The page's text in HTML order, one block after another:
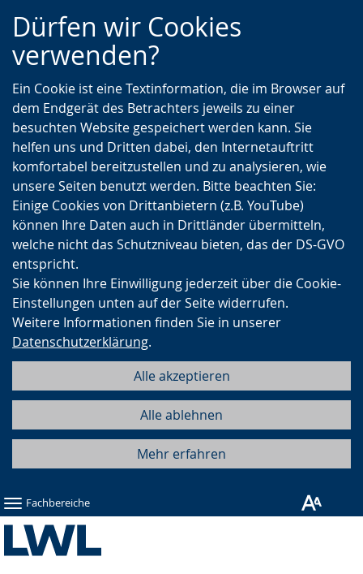
Zur
Hauptnavigation
Zur
Seitennavigation
Zum
Inhalt
Dürfen wir Cookies
verwenden?
Ein Cookie ist eine Textinformation, die im Browser auf
dem Endgerät des Betrachters jeweils zu einer
besuchten Website gespeichert werden kann. Sie
helfen uns und Dritten dabei, den Internetauftritt
komfortabel bereitzustellen und zu analysieren, wie
unsere Seiten benutzt werden. Bitte beachten Sie:
Einige Cookies von Drittanbietern (z.B. YouTube)
können Ihre Daten auch in Drittländer übermitteln,
welche nicht das Schutzniveau bieten, das der DS-GVO
entspricht.
Sie können Ihre Einwilligung jederzeit über die Cookie-
Einstellungen unten auf der Seite widerrufen.
Weitere Informationen finden Sie in unserer
Datenschutzerklärung.
Alle akzeptieren
Alle ablehnen
Mehr erfahren
Fachbereiche